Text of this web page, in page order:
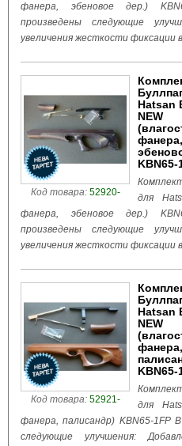
фанера, эбеновое дер.)
произведены следующие
увеличения жесткости фиксации
Код товара:52920-
Hatsan
NEW
фанера,
KBN65-
для
фанера, эбеновое дер.)
произведены следующие
увеличения жесткости фиксации
Код товара:52921-
Hatsan
NEW
фанера,
KBN65-
для
фанера, палисандр) KBN65-1FP
следующие улучшения: